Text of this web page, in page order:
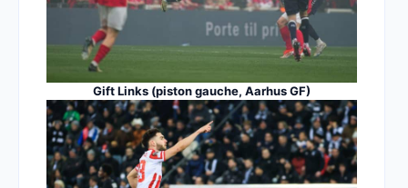
Gift Links (piston gauche, Aarhus GF)